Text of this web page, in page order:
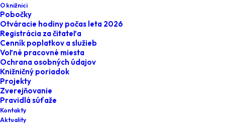
O knižnici
Pobočky
Otváracie hodiny počas leta 2026
Registrácia za čitateľa
Cenník poplatkov a služieb
Voľné pracovné miesta
Ochrana osobných údajov
Knižničný poriadok
Projekty
Zverejňovanie
Pravidlá súťaže
Kontakty
Aktuality
Čítanie s eMKou